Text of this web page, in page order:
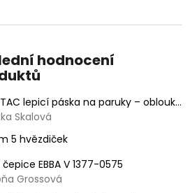
hodnocení
DUO-TAC lepicí páska na paruky – oblouk | Natur Hair
produktu je 5 z 5 hvězdiček.
Skalová
5 hvězdiček
EBBA V 1377-0575
produktu je 5 z 5 hvězdiček.
Grossová